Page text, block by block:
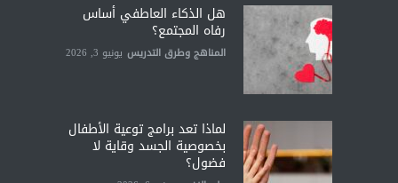
هل الذكاء العاطفي أساس
رفاه المجتمع؟
المناهج وطرق التدريس يونيو 3, 2026
لماذا تعد برامج توعية الأطفال
بخصوصية الجسد وقاية لا
فضول؟